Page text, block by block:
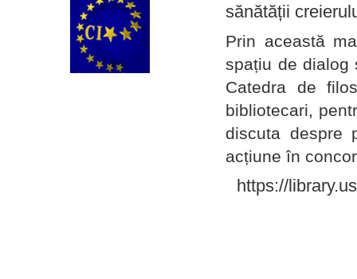
sănătății
Prin această
spațiu de dialog
Catedra de
bibliotecari,
discuta despre
acțiune în
https://